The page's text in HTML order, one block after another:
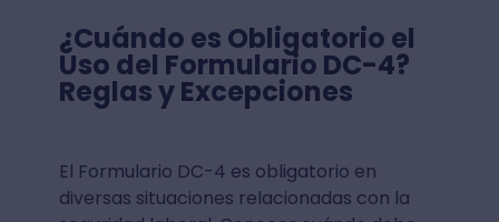
¿Cuándo es Obligatorio el
Uso del Formulario DC-4?
Reglas y Excepciones
El Formulario DC-4 es obligatorio en
diversas situaciones relacionadas con la